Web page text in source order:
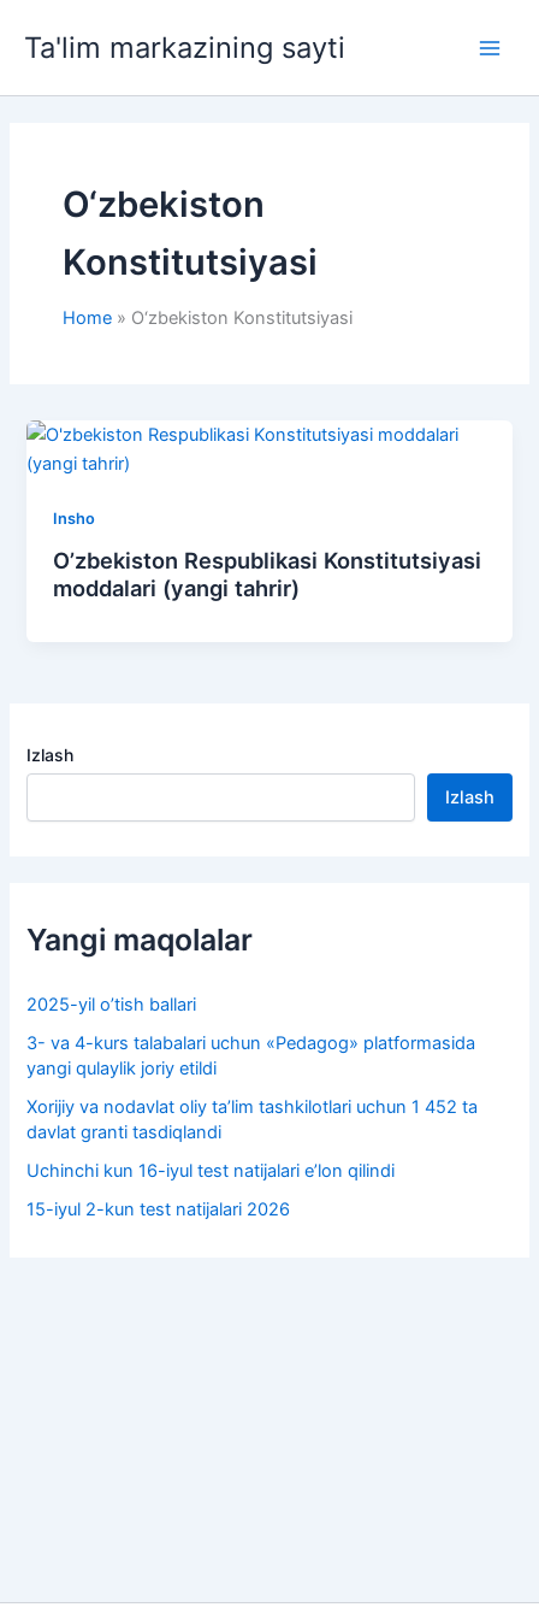
Ta'lim markazining sayti
O‘zbekiston
Konstitutsiyasi
Home O‘zbekiston Konstitutsiyasi
Insho
O’zbekiston Respublikasi Konstitutsiyasi
moddalari (yangi tahrir)
Izlash
Izlash
Yangi maqolalar
2025-yil o’tish ballari
3- va 4-kurs talabalari uchun «Pedagog» platformasida
yangi qulaylik joriy etildi
Xorijiy va nodavlat oliy taʼlim tashkilotlari uchun 1 452 ta
davlat granti tasdiqlandi
Uchinchi kun 16-iyul test natijalari e’lon qilindi
15-iyul 2-kun test natijalari 2026